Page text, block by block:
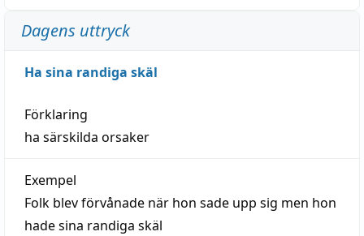
Dagens uttryck
Ha sina randiga skäl
Förklaring
ha särskilda orsaker
Exempel
Folk blev förvånade när hon sade upp sig men hon
hade sina randiga skäl